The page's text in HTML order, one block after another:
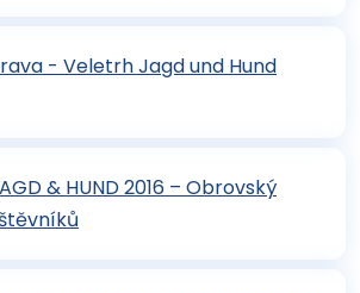
- Veletrh Jagd und Hund
& HUND 2016 – Obrovský